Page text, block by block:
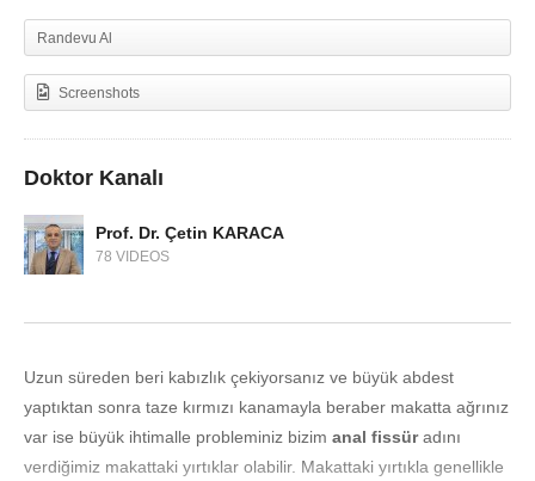
Randevu Al
Screenshots
Doktor Kanalı
Prof. Dr. Çetin KARACA
78 VIDEOS
Uzun süreden beri kabızlık çekiyorsanız ve büyük abdest
yaptıktan sonra taze kırmızı kanamayla beraber makatta ağrınız
var ise büyük ihtimalle probleminiz bizim anal fissüradını
verdiğimiz makattaki yırtıklar olabilir. Makattaki yırtıkla genellikle